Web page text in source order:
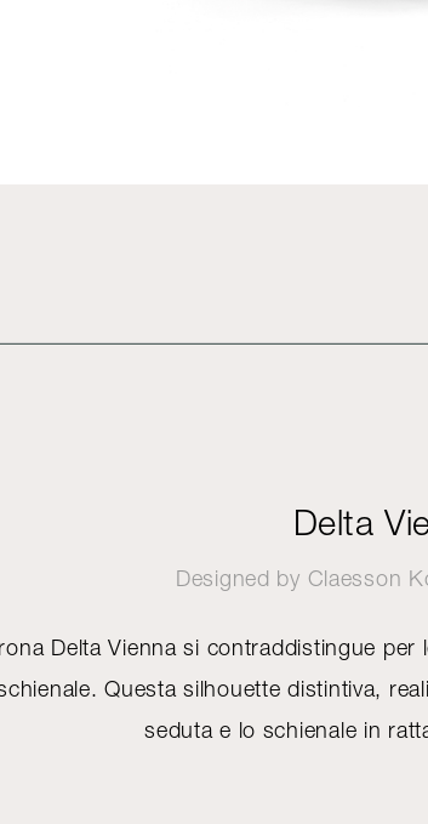
Delta
Designed by Claesson
Delta Vienna si contraddistingue
Questa silhouette distintiva,
seduta e lo schienale in